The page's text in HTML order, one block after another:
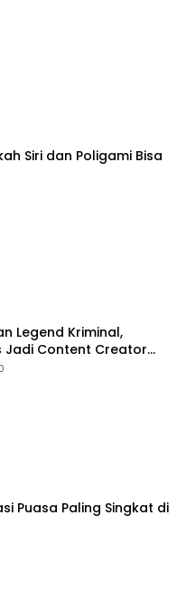
Siri dan Poligami Bisa
Legend Kriminal,
Jadi Content Creator
Puasa Paling Singkat di